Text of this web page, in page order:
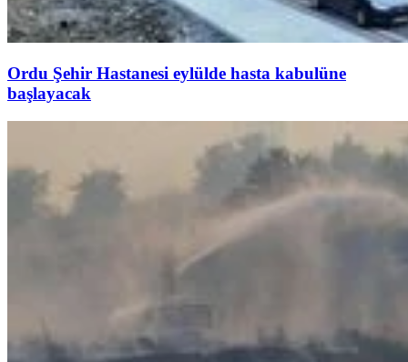
Ordu Şehir Hastanesi eylülde hasta kabulüne
başlayacak